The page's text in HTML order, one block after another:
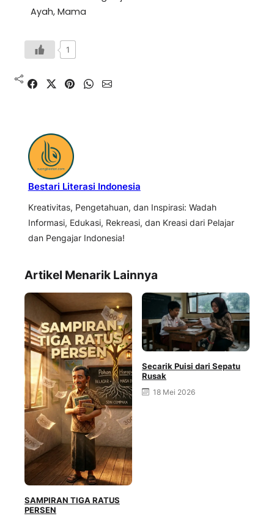
Ayah, Mama
1
Bestari Literasi Indonesia
Kreativitas, Pengetahuan, dan Inspirasi: Wadah
Informasi, Edukasi, Rekreasi, dan Kreasi dari Pelajar
dan Pengajar Indonesia!
Artikel Menarik Lainnya
SAMPIRAN TIGA RATUS
PERSEN
Secarik Puisi dari Sepatu
Rusak
18 Mei 2026